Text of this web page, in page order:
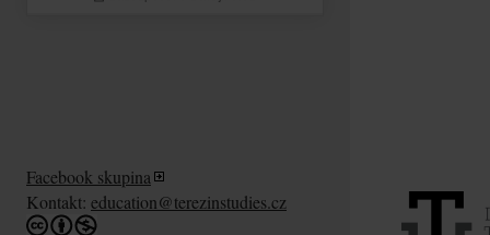
Facebook skupina
Kontakt: education@terezinstudies.cz